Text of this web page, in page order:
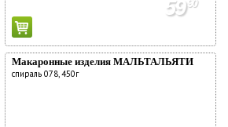
5990
Макаронные изделия МАЛЬТАЛЬЯТИ
спираль 078, 450г